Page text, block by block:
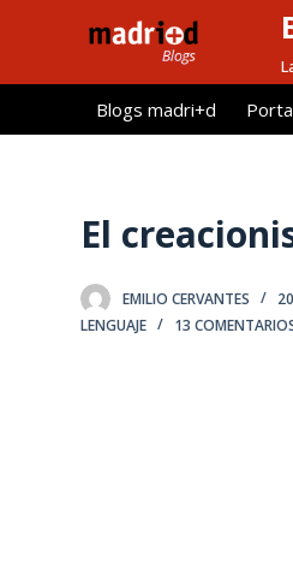
l
Blogs madri+d
El
EMILIO CERVANTES
LENGUAJE
13